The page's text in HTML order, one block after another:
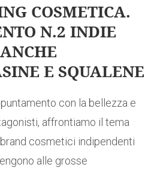
COSMETICA.
N.2 INDIE
E SQUALENE
con la bellezza e
affrontiamo il tema
cosmetici indipendenti
alle grosse